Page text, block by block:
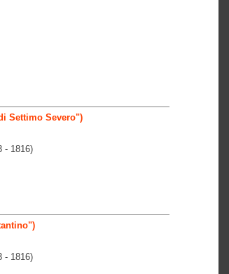
Settimo Severo")
- 1816)
- 1816)